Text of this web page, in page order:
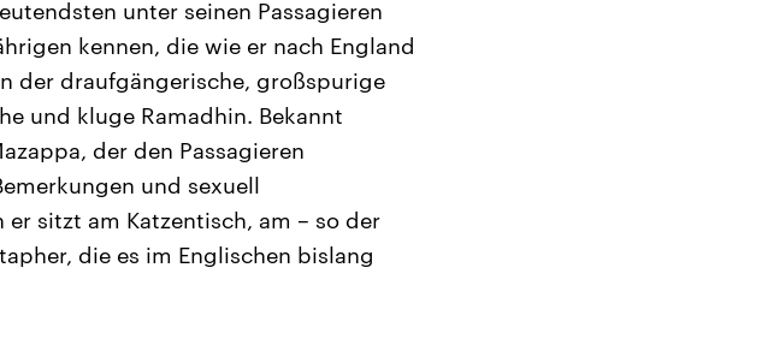
unter seinen Passagieren
kennen, die wie er nach England
der draufgängerische, großspurige
und kluge Ramadhin. Bekannt
der den Passagieren
und sexuell
sitzt am Katzentisch, am – so der
die es im Englischen bislang